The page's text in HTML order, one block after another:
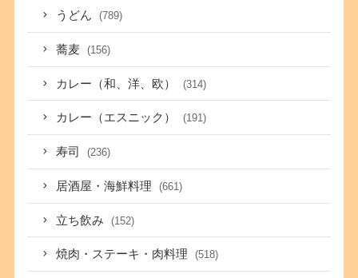
うどん (789)
蕎麦 (156)
カレー（和、洋、欧） (314)
カレー（エスニック） (191)
寿司 (236)
居酒屋・海鮮料理 (661)
立ち飲み (152)
焼肉・ステーキ・肉料理 (518)